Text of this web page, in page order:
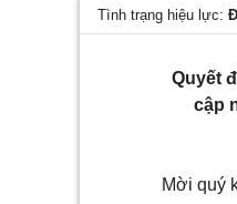
Tình trạng hiệu lực:
Quyết
cập
Mời quý